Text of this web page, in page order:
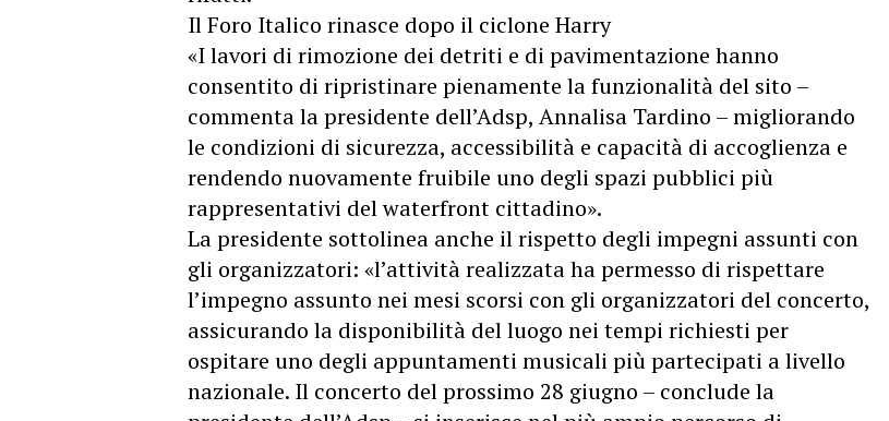
Il Foro Italico rinasce dopo il ciclone Harry
«I lavori di rimozione dei detriti e di pavimentazione hanno
consentito di ripristinare pienamente la funzionalità del sito –
commenta la presidente dell’Adsp, Annalisa Tardino – migliorando
le condizioni di sicurezza, accessibilità e capacità di accoglienza e
rendendo nuovamente fruibile uno degli spazi pubblici più
rappresentativi del waterfront cittadino».
La presidente sottolinea anche il rispetto degli impegni assunti con
gli organizzatori: «l’attività realizzata ha permesso di rispettare
l’impegno assunto nei mesi scorsi con gli organizzatori del concerto,
assicurando la disponibilità del luogo nei tempi richiesti per
ospitare uno degli appuntamenti musicali più partecipati a livello
nazionale. Il concerto del prossimo 28 giugno – conclude la